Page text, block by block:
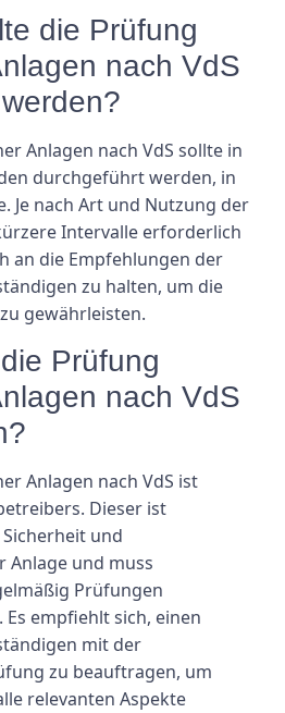
die Prüfung
nach VdS
Anlagen nach VdS ​​sollte in
durchgeführt werden, in
Je nach Art und Nutzung der
Intervalle erforderlich
an die Empfehlungen der
zu halten, um die
gewährleisten.
Prüfung
nach VdS
Anlagen nach VdS ​​ist
Dieser ist
und
Anlage und muss
Prüfungen
empfiehlt sich, einen
mit der
zu beauftragen, um
relevanten Aspekte